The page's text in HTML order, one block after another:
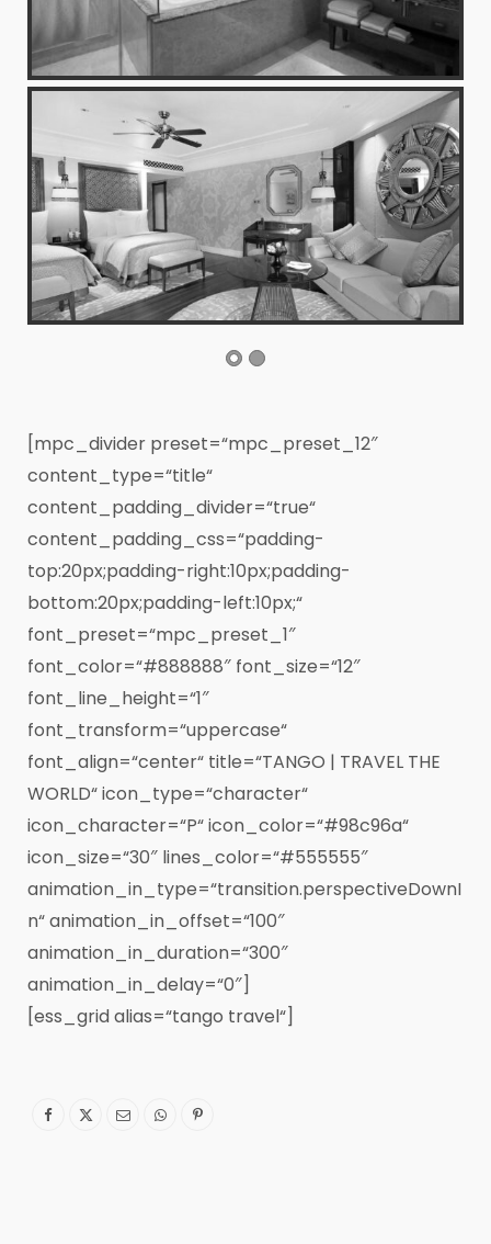
[mpc_divider preset=“mpc_preset_12″
content_type=“title“
content_padding_divider=“true“
content_padding_css=“padding-
top:20px;padding-right:10px;padding-
bottom:20px;padding-left:10px;“
font_preset=“mpc_preset_1″
font_color=“#888888″ font_size=“12″
font_line_height=“1″
font_transform=“uppercase“
font_align=“center“ title=“TANGO | TRAVEL THE
WORLD“ icon_type=“character“
icon_character=“P“ icon_color=“#98c96a“
icon_size=“30″ lines_color=“#555555″
animation_in_type=“transition.perspectiveDownI
n“ animation_in_offset=“100″
animation_in_duration=“300″
animation_in_delay=“0″]
[ess_grid alias=“tango travel“]